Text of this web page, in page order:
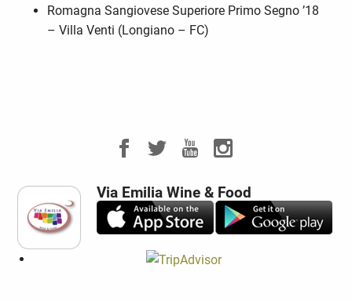
Romagna Sangiovese Superiore Primo Segno ’18
– Villa Venti (Longiano – FC)
Via Emilia Wine & Food